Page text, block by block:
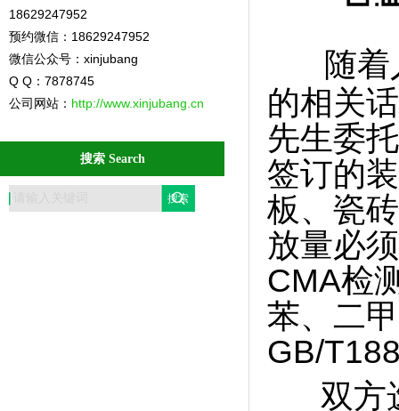
18629247952
预约微信：18629247952
微信公众号：xinjubang
Q Q：7878745
公司网站： http://www.xinjubang.cn
搜索 Search
随
的相关
先生委
签订的
板、瓷
放量必
CMA检
苯、二
GB/
双方